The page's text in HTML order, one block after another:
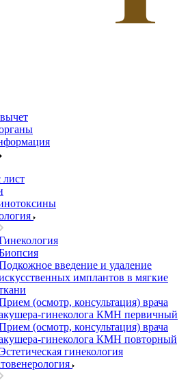
введение и удаление
имплантов в мягкие
(осмотр, консультация) врача
гинеколога КМН первичный
(осмотр, консультация) врача
гинеколога КМН повторный
гинекология